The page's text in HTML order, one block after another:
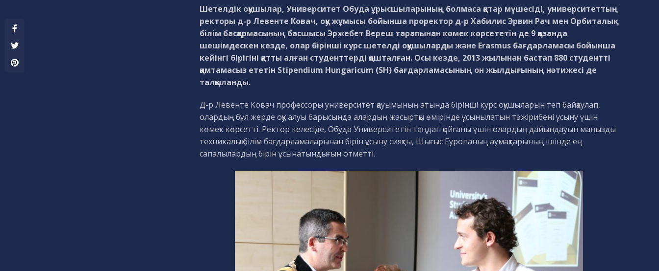
Шетелдік оқушылар, Университет Обуда ұрысшыларының болмаса қатар мүшесіді, университеттың
ректоры д-р Левенте Ковач, оқу жұмысы бойынша проректор д-р Хабилис Эрвин Рач мен Орбиталық
білім басқармасының басшысы Эржебет Вереш тарапынан көмек көрсететін де 9 қазанда
шешімдескен кезде, олар бірінші курс шетелді оқушыларды және Erasmus бағдарламасы бойынша
кейінгі бірігіні қатты алған студенттерді қошталған. Осы кезде, 2013 жылынан бастап 880 студентті
қамтамасыз ететін Stipendium Hungaricum (SH) бағдарламасының он жылдығының нәтижесі де
талқыланды.
Д-р Левенте Ковач профессоры университет қауымының атында бірінші курс оқушыларын теп байқаулап,
олардың бұл жерде оқу алуы барысында алардың жасыртқы өмірінде ұсынылатын тәжірибені ұсыну үшін
көмек көрсетті. Ректор келесіде, Обуда Университетін таңдап қойғаны үшін олардың дайындауын маңызды
техникалық білім бағдарламаларынан бірін ұсыну сияқты, Шығыс Еуропаның аумақтарының ішінде ең
сапалылардың бірін ұсынатындығын отметті.